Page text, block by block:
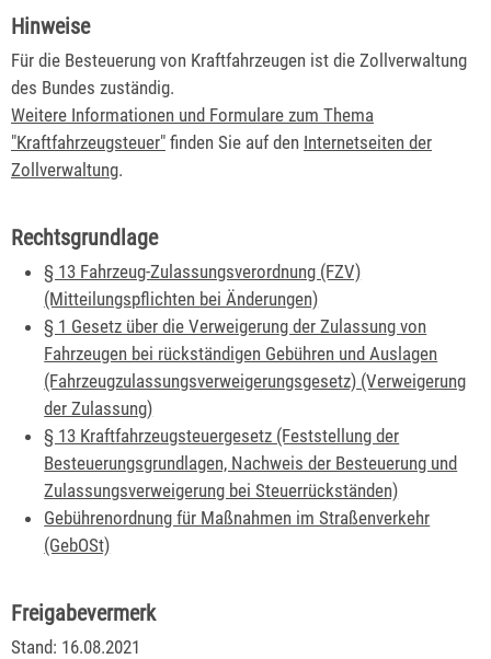
Hinweise
Für die Besteuerung von Kraftfahrzeugen ist die Zollverwaltung
des Bundes zuständig.
Weitere Informationen und Formulare zum Thema
"Kraftfahrzeugsteuer" finden Sie auf den Internetseiten der
Zollverwaltung.
Rechtsgrundlage
§ 13 Fahrzeug-Zulassungsverordnung (FZV)
(Mitteilungspflichten bei Änderungen)
§ 1 Gesetz über die Verweigerung der Zulassung von
Fahrzeugen bei rückständigen Gebühren und Auslagen
(Fahrzeugzulassungsverweigerungsgesetz) (Verweigerung
der Zulassung)
§ 13 Kraftfahrzeugsteuergesetz (Feststellung der
Besteuerungsgrundlagen, Nachweis der Besteuerung und
Zulassungsverweigerung bei Steuerrückständen)
Gebührenordnung für Maßnahmen im Straßenverkehr
(GebOSt)
Freigabevermerk
Stand: 16.08.2021